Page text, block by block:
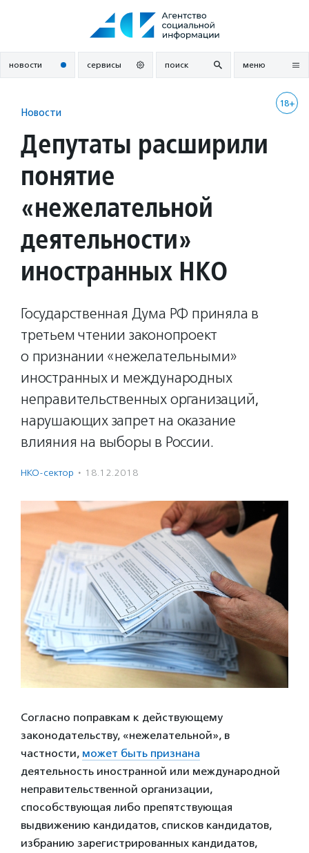
новости сервисы поиск меню
18+
Новости
Депутаты расширили
понятие
«нежелательной
деятельности»
иностранных НКО
Государственная Дума РФ приняла в
третьем чтении законопроект
о признании «нежелательными»
иностранных и международных
неправительственных организаций,
нарушающих запрет на оказание
влияния на выборы в России.
НКО-сектор · 18.12.2018
Согласно поправкам к действующему
законодательству, «нежелательной», в
частности, может быть признана
деятельность иностранной или международной
неправительственной организации,
способствующая либо препятствующая
выдвижению кандидатов, списков кандидатов,
избранию зарегистрированных кандидатов,